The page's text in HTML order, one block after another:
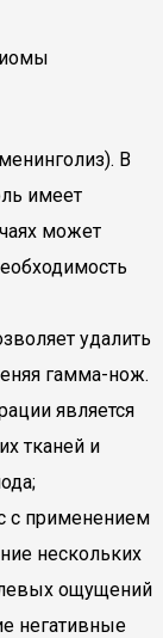
В
имеет
может
удалить
гамма-нож.
является
тканей и
с применением
нескольких
ощущений
негативные